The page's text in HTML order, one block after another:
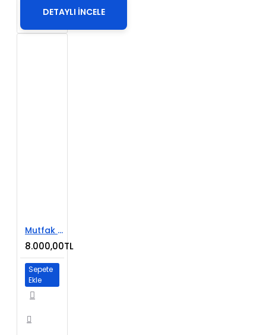
DETAYLI İNCELE
Mutfak ve Banyo Dekorasyon Sitesi
8.000,00TL
Sepete
Ekle